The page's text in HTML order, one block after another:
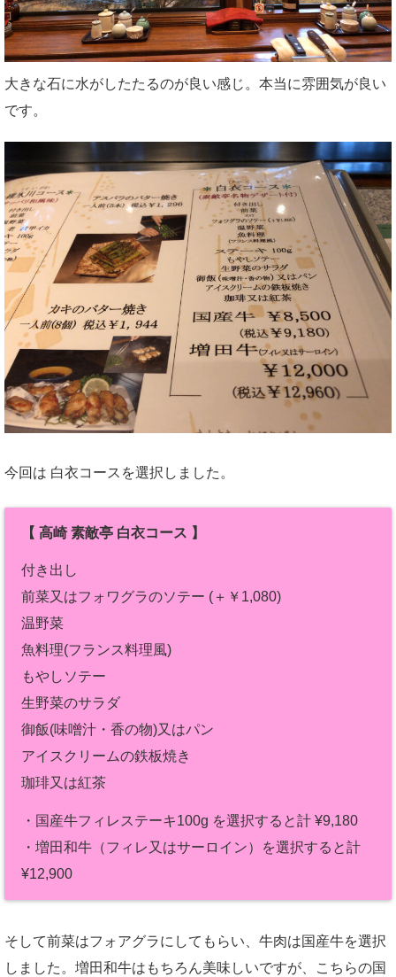
大きな石に水がしたたるのが良い感じ。本当に雰囲気が良い
です。
今回は 白衣コースを選択しました。
【 高崎 素敵亭 白衣コース 】
付き出し
前菜又はフォワグラのソテー (＋￥1,080)
温野菜
魚料理(フランス料理風)
もやしソテー
生野菜のサラダ
御飯(味噌汁・香の物)又はパン
アイスクリームの鉄板焼き
珈琲又は紅茶
・国産牛フィレステーキ100g を選択すると計 ¥9,180
・増田和牛（フィレ又はサーロイン）を選択すると計
¥12,900
そして前菜はフォアグラにしてもらい、牛肉は国産牛を選択
しました。増田和牛はもちろん美味しいですが、こちらの国